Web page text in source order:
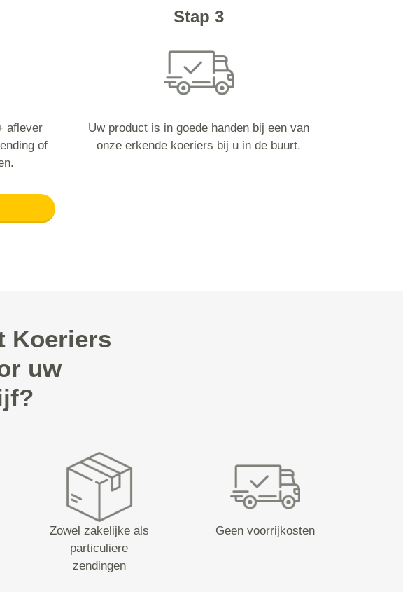
aflever
of
Stap 3
Uw product is in goede handen bij een van
onze erkende koeriers bij u in de buurt.
Koeriers
uw
Zowel zakelijke als
particuliere
zendingen
Geen voorrijkosten